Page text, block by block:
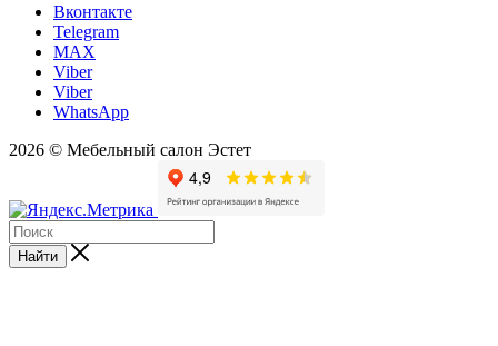
Вконтакте
Telegram
MAX
Viber
Viber
WhatsApp
2026 © Мебельный салон Эстет
Найти